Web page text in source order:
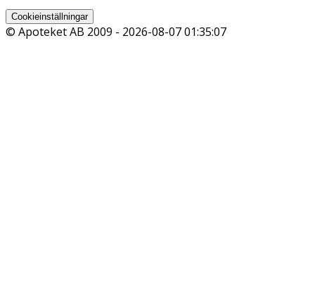
Cookieinställningar
© Apoteket AB 2009 - 2026-08-07 01:35:07